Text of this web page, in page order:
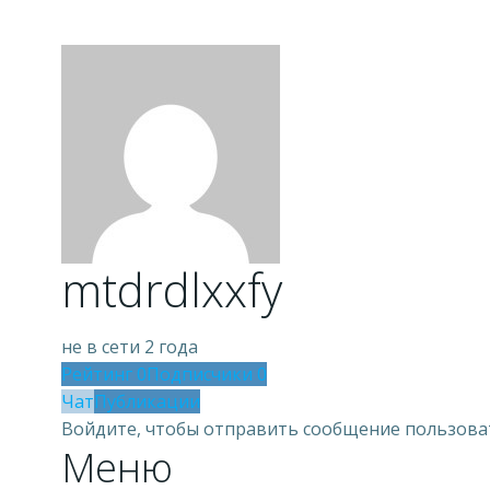
mtdrdlxxfy
не в сети 2 года
Рейтинг 0Подписчики 0
ЧатПубликации
Войдите, чтобы отправить сообщение
Меню